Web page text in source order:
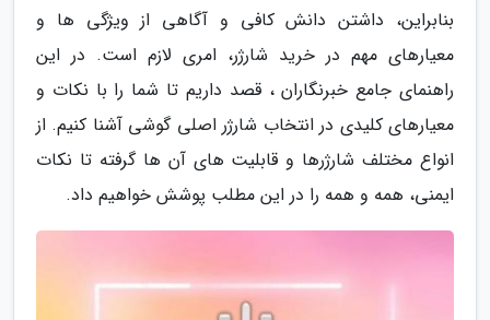
بنابراین، داشتن دانش کافی و آگاهی از ویژگی ها و
معیارهای مهم در خرید شارژر، امری لازم است. در این
راهنمای جامع خبرنگاران ، قصد داریم تا شما را با نکات و
معیارهای کلیدی در انتخاب شارژر اصلی گوشی آشنا کنیم. از
انواع مختلف شارژرها و قابلیت های آن ها گرفته تا نکات
ایمنی، همه و همه را در این مطلب پوشش خواهیم داد.